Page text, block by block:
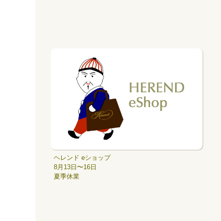
ヘレンド eショップ
8月13日〜16日
夏季休業